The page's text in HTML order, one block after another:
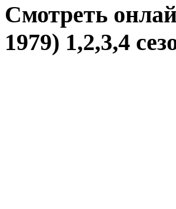
Смотреть
1979) 1,2,3,4